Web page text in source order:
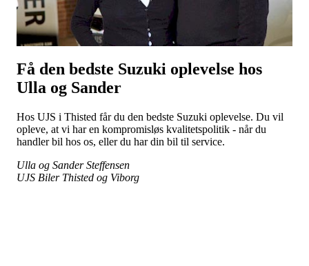
Få den bedste Suzuki oplevelse hos
Ulla og Sander
Hos UJS i Thisted får du den bedste Suzuki oplevelse. Du vil
opleve, at vi har en kompromisløs kvalitetspolitik - når du
handler bil hos os, eller du har din bil til service.
Ulla og Sander Steffensen
UJS Biler Thisted og Viborg